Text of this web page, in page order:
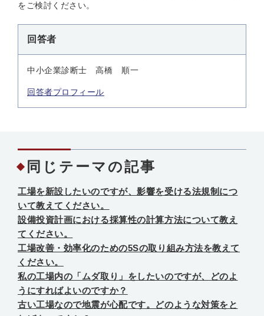
をご検討ください。
回答者
中小企業診断士 高橋 順一
回答者プロフィール
同じテーマの記事
工場を新設したいのですが、影響を受ける法規制につ
いて教えてください。
設備投資計画における採算性の計算方法について教え
てください。
工場改善・効率化のための5Sの取り組み方法を教えて
ください。
私の工場内の「ムダ取り」をしたいのですが、どのよ
うにすればよいのですか？
古い工場なので地震が心配です。どのような対策をと